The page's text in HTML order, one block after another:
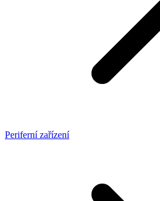
Periferní zařízení